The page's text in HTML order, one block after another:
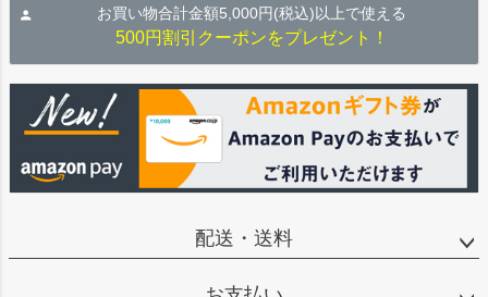
お買い物合計金額5,000円(税込)以上で使える
500円割引クーポンをプレゼント！
配送・送料